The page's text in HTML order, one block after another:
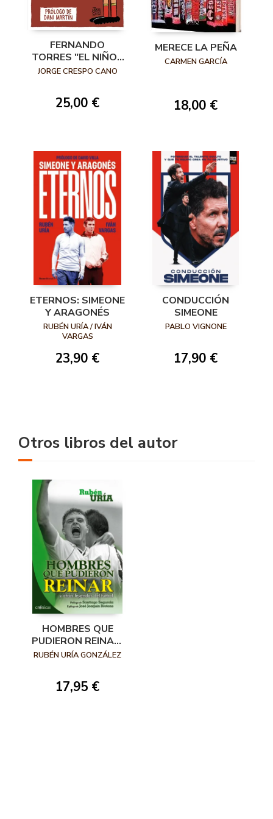
FERNANDO
TORRES "EL NIÑO":
MIS MEJORES
JORGE CRESPO CANO
25,00 €
MERECE LA PEÑA
CARMEN GARCÍA
18,00 €
ETERNOS: SIMEONE
Y ARAGONÉS
RUBÉN URÍA / IVÁN
VARGAS
23,90 €
CONDUCCIÓN
SIMEONE
PABLO VIGNONE
17,90 €
Otros libros del autor
HOMBRES QUE
PUDIERON REINAR:
Y OTRAS
RUBÉN URÍA GONZÁLEZ
17,95 €